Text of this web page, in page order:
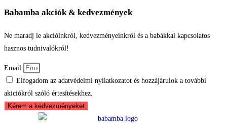
Babamba akciók & kedvezmények
Ne maradj le akcióinkról, kedvezményeinkről és a babákkal kapcsolatos
hasznos tudnivalókról!
Email
Elfogadom az adatvédelmi nyilatkozatot és hozzájárulok a további
akiciókról szóló értesítésekhez.
Kérem a kedvezményeket